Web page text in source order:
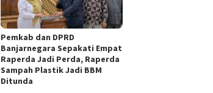
Pemkab dan DPRD
Banjarnegara Sepakati Empat
Raperda Jadi Perda, Raperda
Sampah Plastik Jadi BBM
Ditunda